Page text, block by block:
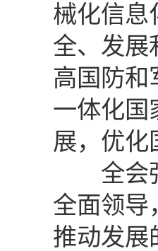
械化信息
全、发展
高国防和
一体化国
展，优化
全会强
全面领导
推动发展